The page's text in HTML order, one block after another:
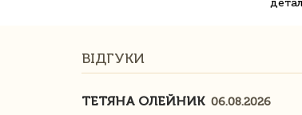
ВІДГУКИ
ТЕТЯНА ОЛЕЙНИК 06.08.2026